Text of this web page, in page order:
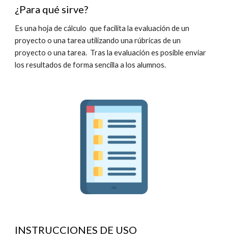
¿Para qué sirve?
Es una hoja de cálculo  que facilita la evaluación de un
proyecto o una tarea utilizando una rúbricas de un
proyecto o una tarea.  Tras la evaluación es posible enviar
los resultados de forma sencilla a los alumnos.
INSTRUCCIONES DE USO